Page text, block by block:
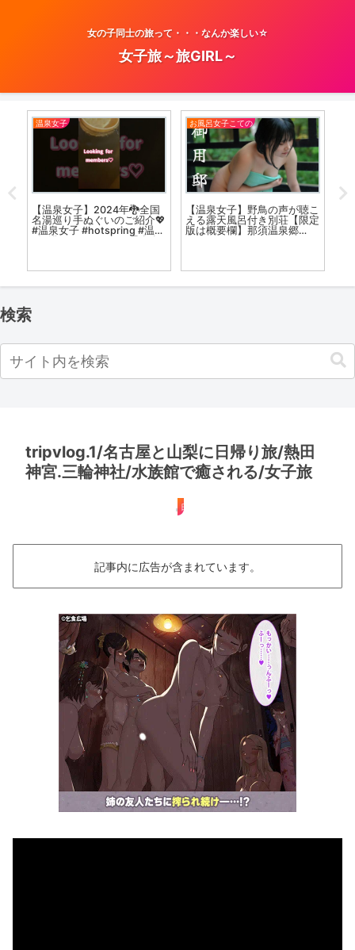
女の子同士の旅って・・・なんか楽しい☆
女子旅～旅GIRL～
温泉女子
【温泉女子】2024年🐉全国
名湯巡り手ぬぐいのご紹介💖
#温泉女子 #hotspring #温泉
お風呂女子こての
【温泉女子】野鳥の声が聴こ
える露天風呂付き別荘【限定
版は概要欄】那須温泉郷
検索
tripvlog.1/名古屋と山梨に日帰り旅/熱田
神宮.三輪神社/水族館で癒される/女子旅
日帰り
記事内に広告が含まれています。